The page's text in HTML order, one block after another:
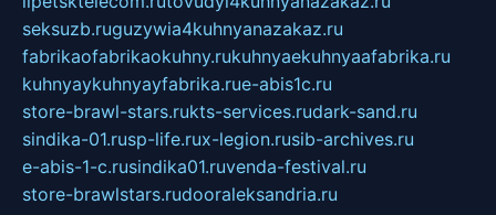
seksuzb.ruguzywia4kuhnyanazakaz.ru
fabrikaofabrikaokuhny.rukuhnyaekuhnyaafabrika.ru
kuhnyaykuhnyayfabrika.rue-abis1c.ru
store-brawl-stars.rukts-services.rudark-sand.ru
sindika-01.rusp-life.rux-legion.rusib-archives.ru
e-abis-1-c.rusindika01.ruvenda-festival.ru
store-brawlstars.rudooraleksandria.ru